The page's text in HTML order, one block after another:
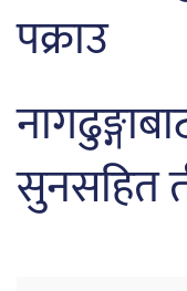
पक्राउ
सुनसहित